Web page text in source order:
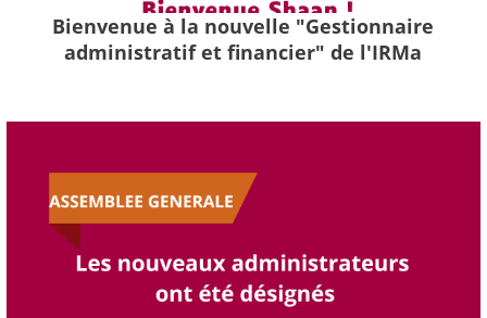
Bienvenue à la nouvelle "Gestionnaire
administratif et financier" de l'IRMa